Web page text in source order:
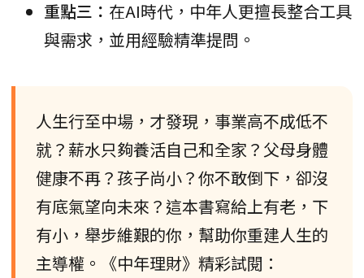
重點三： 在AI時代，中年人更擅長整合工具
與需求，並用經驗精準提問。
人生行至中場，才發現，事業高不成低不
就？薪水只夠養活自己和全家？父母身體
健康不再？孩子尚小？你不敢倒下，卻沒
有底氣望向未來？這本書寫給上有老，下
有小，舉步維艱的你，幫助你重建人生的
主導權。《中年理財》精彩試閱：